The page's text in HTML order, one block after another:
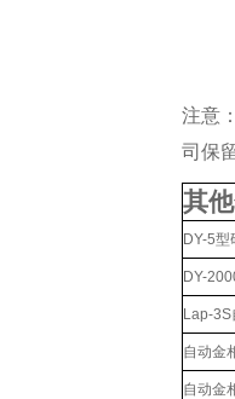
注意
司保
其
DY-5
DY-
Lap-
自动金
自动金